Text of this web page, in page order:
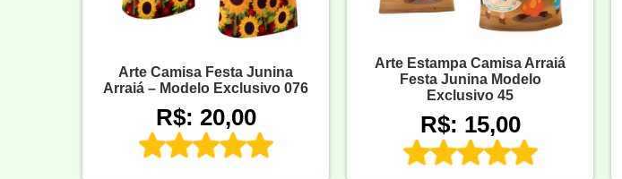
Arte Camisa Festa Junina
Arraiá – Modelo Exclusivo 076
R$: 20,00
Arte Estampa Camisa Arraiá
Festa Junina Modelo
Exclusivo 45
R$: 15,00